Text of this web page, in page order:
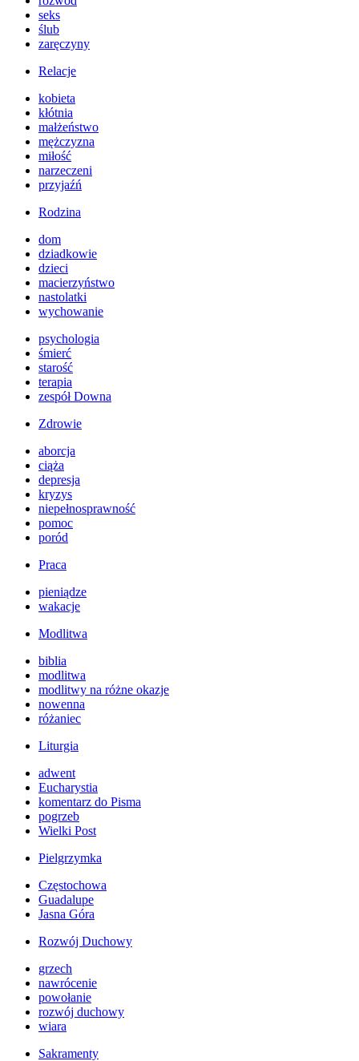
seks
ślub
zaręczyny
Relacje
kobieta
kłótnia
małżeństwo
mężczyzna
miłość
narzeczeni
przyjaźń
Rodzina
dom
dziadkowie
dzieci
macierzyństwo
nastolatki
wychowanie
psychologia
śmierć
starość
terapia
zespół Downa
Zdrowie
aborcja
ciąża
depresja
kryzys
niepełnosprawność
pomoc
poród
Praca
pieniądze
wakacje
Modlitwa
biblia
modlitwa
modlitwy na różne okazje
nowenna
różaniec
Liturgia
adwent
Eucharystia
komentarz do Pisma
pogrzeb
Wielki Post
Pielgrzymka
Częstochowa
Guadalupe
Jasna Góra
Rozwój Duchowy
grzech
nawrócenie
powołanie
rozwój duchowy
wiara
Sakramenty